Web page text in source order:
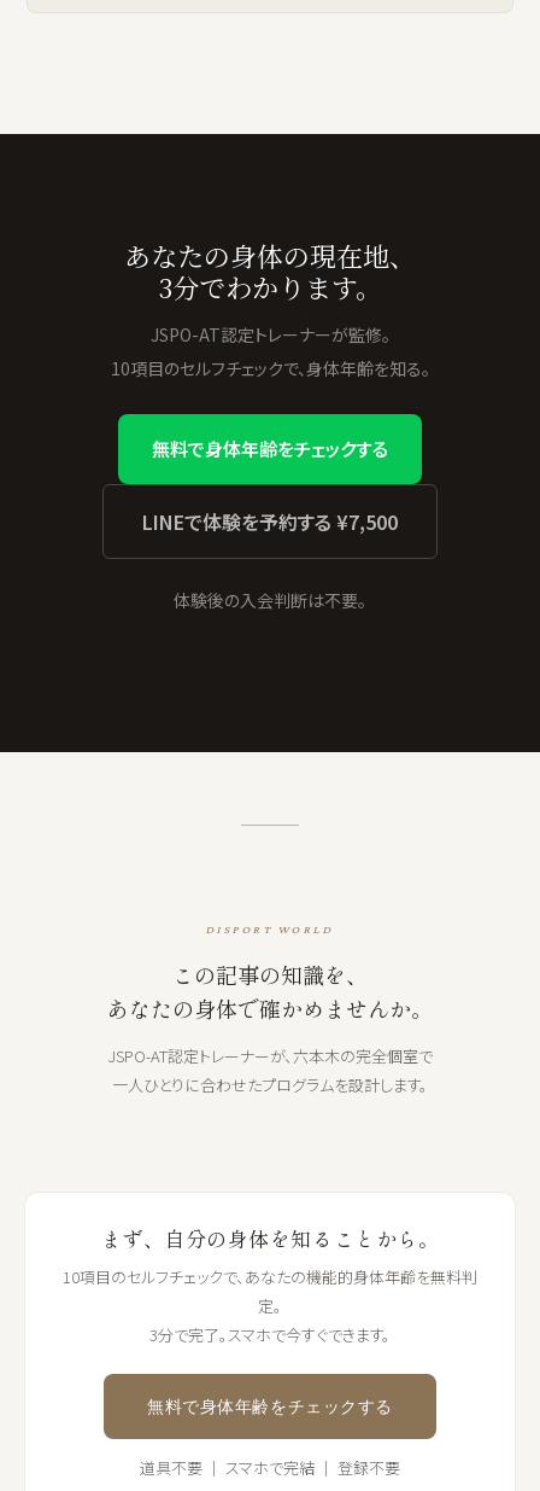
あなたの身体の現在地、
3分でわかります。
JSPO-AT認定トレーナーが監修。
10項目のセルフチェックで、身体年齢を知る。
無料で身体年齢をチェックする
LINEで体験を予約する ¥7,500
体験後の入会判断は不要。
DISPORT WORLD
この記事の知識を、
あなたの身体で確かめませんか。
JSPO-AT認定トレーナーが、六本木の完全個室で
一人ひとりに合わせたプログラムを設計します。
まず、自分の身体を知ることから。
10項目のセルフチェックで、あなたの機能的身体年齢を無料判
定。
3分で完了。スマホで今すぐできます。
無料で身体年齢をチェックする
道具不要 ｜ スマホで完結 ｜ 登録不要